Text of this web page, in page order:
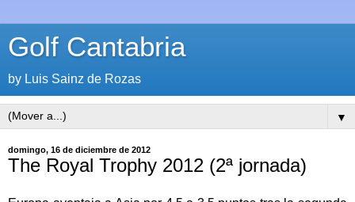
Golf Cantabria
by Luis Sainz de Rozas
▼
domingo, 16 de diciembre de 2012
The Royal Trophy 2012 (2ª jornada)